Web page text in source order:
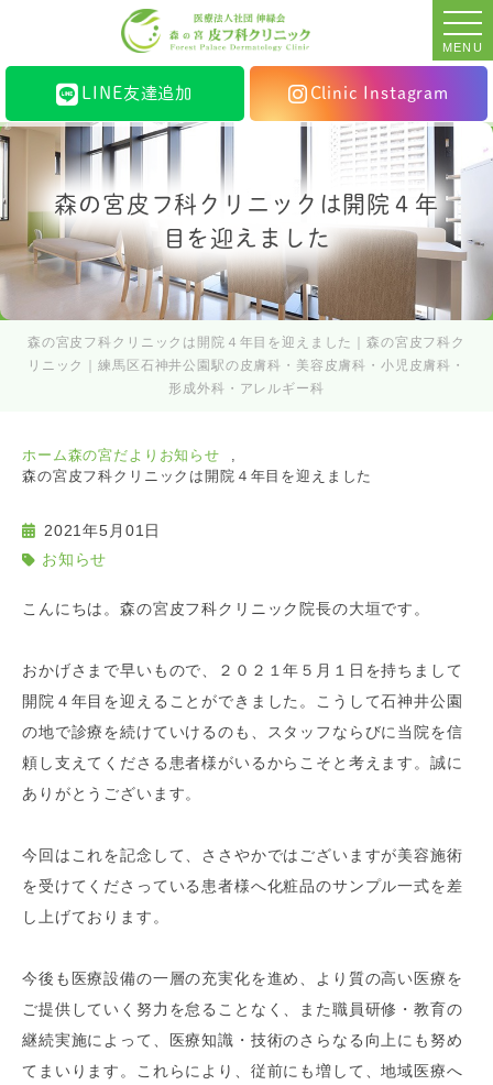
MENU
LINE友達追加 Clinic Instagram
森の宮皮フ科クリニックは開院４年
目を迎えました
森の宮皮フ科クリニックは開院４年目を迎えました｜森の宮皮フ科ク
リニック｜練馬区石神井公園駅の皮膚科・美容皮膚科・小児皮膚科・
形成外科・アレルギー科
ホーム森の宮だより お知らせ
森の宮皮フ科クリニックは開院４年目を迎えました
2021年5月01日
お知らせ
こんにちは。森の宮皮フ科クリニック院長の大垣です。
おかげさまで早いもので、２０２１年５月１日を持ちまして
開院４年目を迎えることができました。こうして石神井公園
の地で診療を続けていけるのも、スタッフならびに当院を信
頼し支えてくださる患者様がいるからこそと考えます。誠に
ありがとうございます。
今回はこれを記念して、ささやかではございますが美容施術
を受けてくださっている患者様へ化粧品のサンプル一式を差
し上げております。
今後も医療設備の一層の充実化を進め、より質の高い医療を
ご提供していく努力を怠ることなく、また職員研修・教育の
継続実施によって、医療知識・技術のさらなる向上にも努め
てまいります。これらにより、従前にも増して、地域医療へ